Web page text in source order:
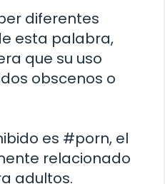
diferentes
esta palabra,
que su uso
obscenos o
es #porn, el
relacionado
adultos.